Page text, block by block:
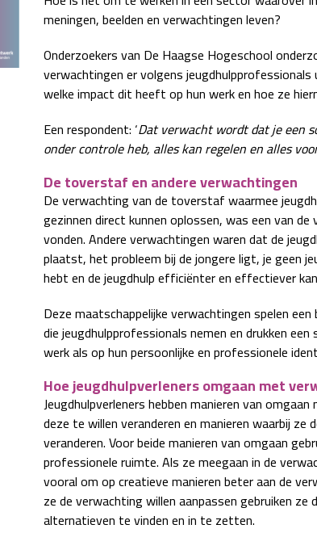
meningen, beelden en verwachtingen leven?
Onderzoekers van De Haagse Hogeschool
verwachtingen er volgens jeugdhulpprofessionals
welke impact dit heeft op hun werk en hoe ze
Een respondent: ‘Dat verwacht wordt dat je een
onder controle heb, alles kan regelen en alles
De toverstaf en andere verwachtingen
De verwachting van de toverstaf waarmee
gezinnen direct kunnen oplossen, was een van
vonden. Andere verwachtingen waren dat de
plaatst, het probleem bij de jongere ligt, je geen
hebt en de jeugdhulp efficiënter en effectiever
Deze maatschappelijke verwachtingen spelen
die jeugdhulpprofessionals nemen en drukken
werk als op hun persoonlijke en professionele
Hoe jeugdhulpverleners omgaan met
Jeugdhulpverleners hebben manieren van
deze te willen veranderen en manieren waarbij ze
veranderen. Voor beide manieren van omgaan
professionele ruimte. Als ze meegaan in de
vooral om op creatieve manieren beter aan de
ze de verwachting willen aanpassen gebruiken
alternatieven te vinden en in te zetten.